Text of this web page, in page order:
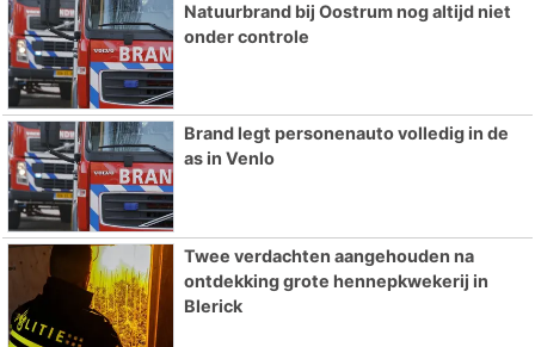
Natuurbrand bij Oostrum nog altijd niet
onder controle
Brand legt personenauto volledig in de
as in Venlo
Twee verdachten aangehouden na
ontdekking grote hennepkwekerij in
Blerick